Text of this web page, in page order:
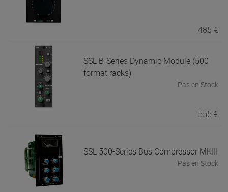
485 €
SSL B-Series Dynamic Module (500
format racks)
Pas en Stock
555 €
SSL 500-Series Bus Compressor MKIII
Pas en Stock